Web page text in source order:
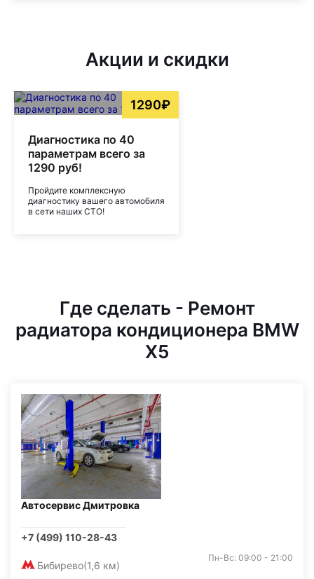
Акции и скидки
1290₽
Диагностика по 40
параметрам всего за
1290 руб!
Пройдите комплексную
диагностику вашего автомобиля
в сети наших СТО!
Где сделать - Ремонт
радиатора кондиционера BMW
X5
Автосервис Дмитровка
+7 (499) 110-28-43
Бибирево(1,6 км)
Пн-Вс: 09:00 - 21:00